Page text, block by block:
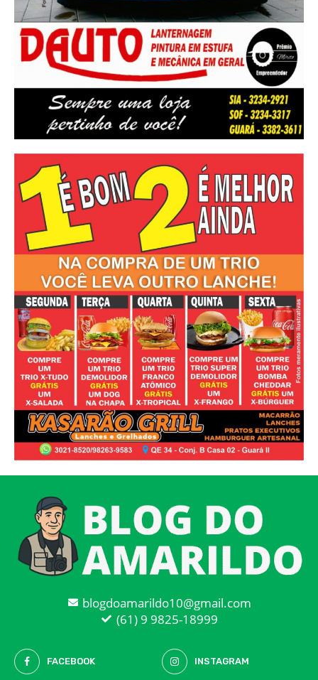
blogdoamarildo10@gmail.com
(61) 9 9825-18999
FACEBOOK INSTAGRAM